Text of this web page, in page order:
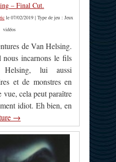
– Final Cut.
le 07/02/2019 | Type de jeu : Jeux
vidéos
de Van Helsing.
incarnons le fils
Helsing, lui aussi
et de monstres en
vue, cela peut paraître
idiot. Eh bien, en
→